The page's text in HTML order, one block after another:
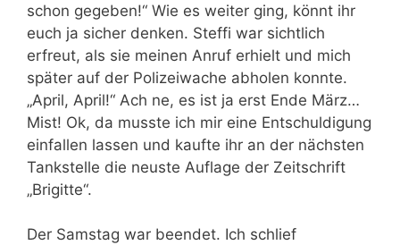
schon gegeben!“ Wie es weiter ging, könnt ihr
euch ja sicher denken. Steffi war sichtlich
erfreut, als sie meinen Anruf erhielt und mich
später auf der Polizeiwache abholen konnte.
„April, April!“ Ach ne, es ist ja erst Ende März…
Mist! Ok, da musste ich mir eine Entschuldigung
einfallen lassen und kaufte ihr an der nächsten
Tankstelle die neuste Auflage der Zeitschrift
„Brigitte“.
Der Samstag war beendet. Ich schlief